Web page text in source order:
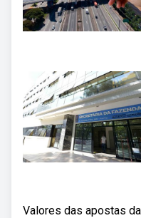
Valores das apostas